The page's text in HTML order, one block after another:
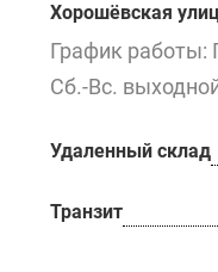
Хорошёвская
График работы:
Сб.-Вс.
Удаленный склад
Транзит